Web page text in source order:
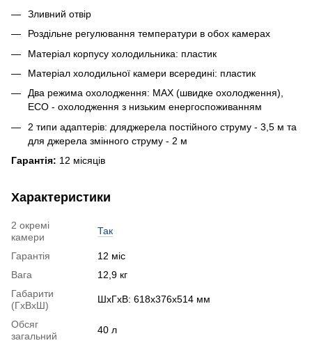
Зливний отвір
Роздільне регулювання температури в обох камерах
Матеріал корпусу холодильника: пластик
Матеріал холодильної камери всередині: пластик
Два режима охолодження: MAX (швидке охолодження),
ECO - охолодження з низьким енергоспоживанням
2 типи адаптерів: дляджерела постійного струму - 3,5 м та
для джерела змінного струму - 2 м
Гарантія: 12 місяців
Характеристики
2 окремі
камери
Так
Гарантія
12 міс
Вага
12,9 кг
Габарити
(ГхВхШ)
ШхГхВ: 618x376x514 мм
Обсяг
загальний
40 л